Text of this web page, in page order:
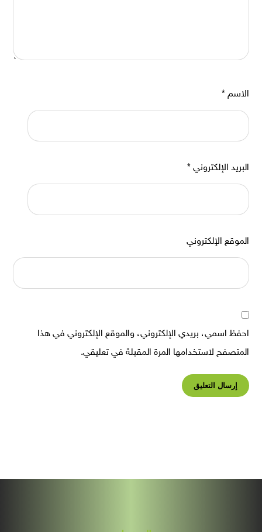
الاسم*
البريد الإلكتروني*
الموقع الإلكتروني
احفظ اسمي، بريدي الإلكتروني، والموقع الإلكتروني في هذا
المتصفح لاستخدامها المرة المقبلة في تعليقي.
إرسال التعليق